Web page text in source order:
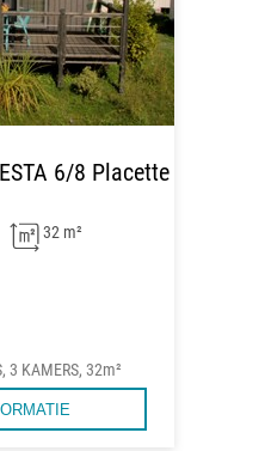
6/8 Placette
32 m²
3 KAMERS, 32m²